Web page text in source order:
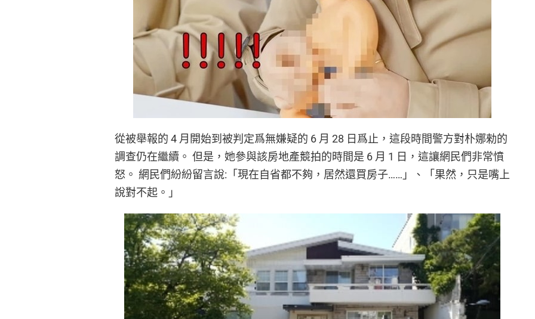
從被舉報的 4 月開始到被判定爲無嫌疑的 6 月 28 日爲止，這段時間警方對朴娜勑的
調查仍在繼續。 但是，她參與該房地產競拍的時間是 6 月 1 日，這讓網民們非常憤
怒。 網民們紛紛留言說:「現在自省都不夠，居然還買房子……」、「果然，只是嘴上
說對不起。」